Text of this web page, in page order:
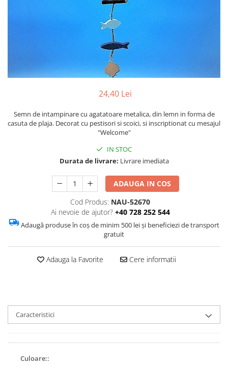
Barci, vapoare, ambarcatiuni
24,40 Lei
Semn de intampinare cu agatatoare metalica, din lemn in forma de
casuta de plaja. Decorat cu pestisori si scoici, si inscriptionat cu mesajul
"Welcome"
IN STOC
Durata de livrare: Livrare imediata
ADAUGA IN COS
Cod Produs: NAU-52670
Ai nevoie de ajutor? +40 728 252 544
Adaugă produse în coș de minim 500 lei și beneficiezi de transport
gratuit
Adauga la Favorite Cere informatii
Caracteristici
Culoare::